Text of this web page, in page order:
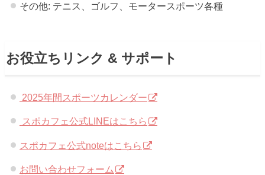
その他: テニス、ゴルフ、モータースポーツ各種
お役立ちリンク & サポート
2025年間スポーツカレンダー
スポカフェ公式LINEはこちら
スポカフェ公式noteはこちら
お問い合わせフォーム